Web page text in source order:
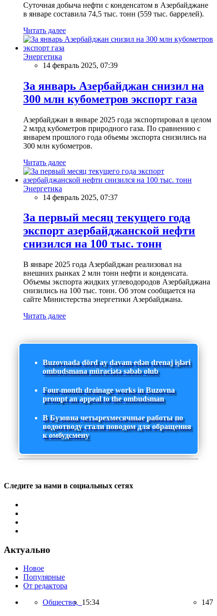
Суточная добыча нефти с конденсатом в Азербайджане
в январе составила 74,5 тыс. тонн (559 тыс. баррелей).
Читать далее
Энергетика
14 февраль 2025, 07:39
За январь Азербайджан снизил на
300 млн кубометров экспорт газа
Азербайджан в январе 2025 года экспортировал в целом
2 млрд кубометров природного газа. По сравнению с
январем прошлого года объемы экспорта снизились на
300 млн кубометров.
Читать далее
Энергетика
14 февраль 2025, 07:37
За первый месяц текущего года
экспорт азербайджанской нефти
снизился на 100 тыс. тонн
В январе 2025 года Азербайджан реализовал на
внешних рынках 2 млн тонн нефти и конденсата.
Объемы экспорта жидких углеводородов Азербайджана
снизились на 100 тыс. тонн. Об этом сообщается на
сайте Министерства энергетики Азербайджана.
Читать далее
Buzovnada dörd ay davam edən drenaj işləri
ombudsmana müraciətə səbəb olub
Four-month drainage works in Buzovna
prompt an appeal to the ombudsman
В Бузовна четырехмесячные работы по
водоотводу стали поводом для обращения
к омбудсмену
Следите за нами в социальных сетях
Актуально
Новое
Популярные
От редактора
Общество, 15:34 147